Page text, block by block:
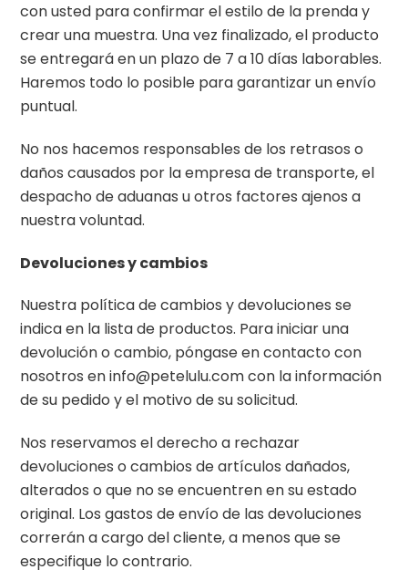
con usted para confirmar el estilo de la prenda y
crear una muestra. Una vez finalizado, el producto
se entregará en un plazo de 7 a 10 días laborables.
Haremos todo lo posible para garantizar un envío
puntual.
No nos hacemos responsables de los retrasos o
daños causados por la empresa de transporte, el
despacho de aduanas u otros factores ajenos a
nuestra voluntad.
Devoluciones y cambios
Nuestra política de cambios y devoluciones se
indica en la lista de productos. Para iniciar una
devolución o cambio, póngase en contacto con
nosotros en info@petelulu.com con la información
de su pedido y el motivo de su solicitud.
Nos reservamos el derecho a rechazar
devoluciones o cambios de artículos dañados,
alterados o que no se encuentren en su estado
original. Los gastos de envío de las devoluciones
correrán a cargo del cliente, a menos que se
especifique lo contrario.